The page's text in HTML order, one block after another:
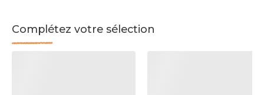
Complétez votre sélection